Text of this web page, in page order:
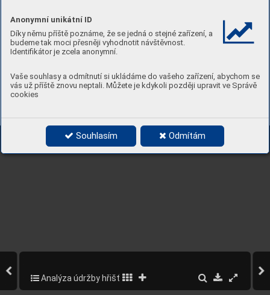
Anonymní unikátní ID
Díky němu příště poznáme, že se jedná o stejné zařízení, a
budeme tak moci přesněji vyhodnotit návštěvnost.
Identifikátor je zcela anonymní.
Vaše souhlasy a odmítnutí si ukládáme do vašeho zařízení, abychom se
vás už příště znovu neptali. Můžete je kdykoli později upravit ve Správě
cookies
Souhlasím Odmítám
Průměrné uniformní
Analýza údržby hřišť 77